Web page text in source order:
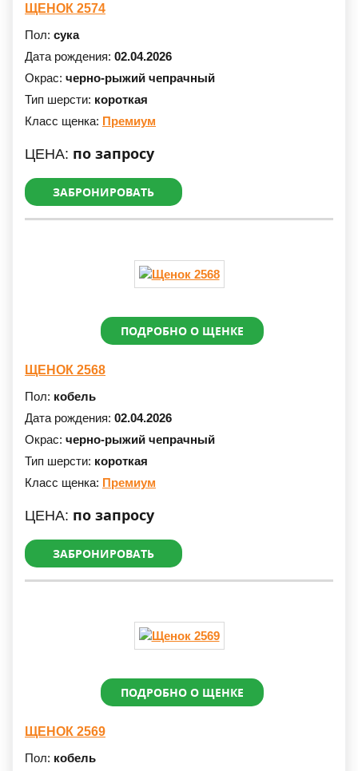
ЩЕНОК 2574
Пол: сука
Дата рождения: 02.04.2026
Окрас: черно-рыжий чепрачный
Тип шерсти: короткая
Класс щенка: Премиум
ЦЕНА: по запросу
ЗАБРОНИРОВАТЬ
ПОДРОБНО О ЩЕНКЕ
ЩЕНОК 2568
Пол: кобель
Дата рождения: 02.04.2026
Окрас: черно-рыжий чепрачный
Тип шерсти: короткая
Класс щенка: Премиум
ЦЕНА: по запросу
ЗАБРОНИРОВАТЬ
ПОДРОБНО О ЩЕНКЕ
ЩЕНОК 2569
Пол: кобель